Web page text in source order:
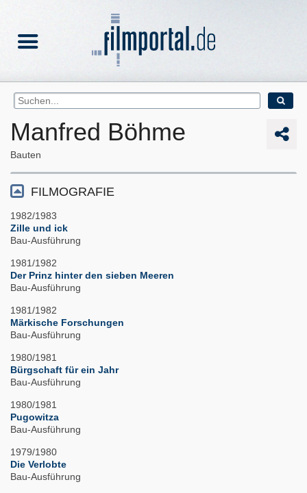
Manfred Böhme
Bauten
FILMOGRAFIE
1982/1983
Zille und ick
Bau-Ausführung
1981/1982
Der Prinz hinter den sieben Meeren
Bau-Ausführung
1981/1982
Märkische Forschungen
Bau-Ausführung
1980/1981
Bürgschaft für ein Jahr
Bau-Ausführung
1980/1981
Pugowitza
Bau-Ausführung
1979/1980
Die Verlobte
Bau-Ausführung